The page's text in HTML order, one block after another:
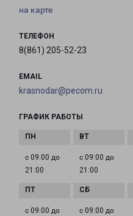
на карте
ТЕЛЕФОН
8(861) 205-52-23
EMAIL
krasnodar@pecom.ru
ГРАФИК РАБОТЫ
с 09:00 до
21:00
с 09:00 до
21:00
с 09:00 до
с 09:00 до